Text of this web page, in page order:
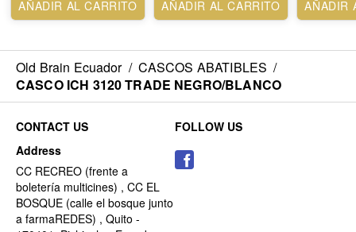
AÑADIR AL CARRITO AÑADIR AL CARRITO AÑADIR
Old Brain Ecuador / CASCOS ABATIBLES /
CASCO ICH 3120 TRADE NEGRO/BLANCO
CONTACT US
Address
CC RECREO (frente a
boletería multicines) , CC EL
BOSQUE (calle el bosque junto
a farmaREDES) , Quito -
FOLLOW US